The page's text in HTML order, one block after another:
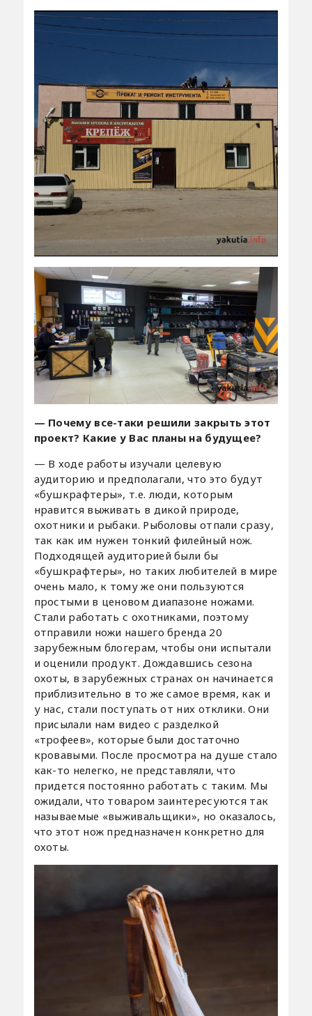
— Почему все-таки решили закрыть этот
проект? Какие у Вас планы на будущее?
— В ходе работы изучали целевую
аудиторию и предполагали, что это будут
«бушкрафтеры», т.е. люди, которым
нравится выживать в дикой природе,
охотники и рыбаки. Рыболовы отпали сразу,
так как им нужен тонкий филейный нож.
Подходящей аудиторией были бы
«бушкрафтеры», но таких любителей в мире
очень мало, к тому же они пользуются
простыми в ценовом диапазоне ножами.
Стали работать с охотниками, поэтому
отправили ножи нашего бренда 20
зарубежным блогерам, чтобы они испытали
и оценили продукт. Дождавшись сезона
охоты, в зарубежных странах он начинается
приблизительно в то же самое время, как и
у нас, стали поступать от них отклики. Они
присылали нам видео с разделкой
«трофеев», которые были достаточно
кровавыми. После просмотра на душе стало
как-то нелегко, не представляли, что
придется постоянно работать с таким. Мы
ожидали, что товаром заинтересуются так
называемые «выживальщики», но оказалось,
что этот нож предназначен конкретно для
охоты.